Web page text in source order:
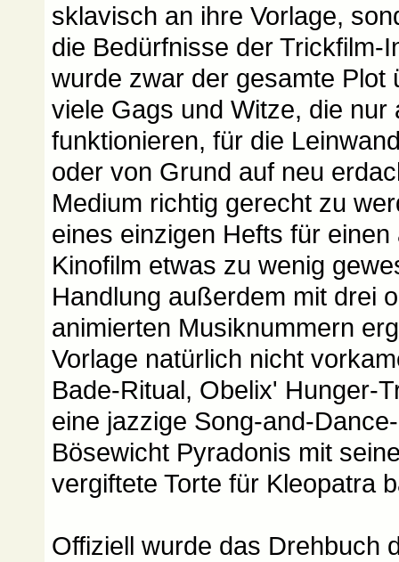
sklavisch an ihre Vorlage,
die Bedürfnisse der Trickfilm-
wurde zwar der gesamte Plot
viele Gags und Witze, die nur
funktionieren, für die
oder von Grund auf neu
Medium richtig gerecht zu
eines einzigen Hefts für
Kinofilm etwas zu wenig
Handlung außerdem mit drei
animierten Musiknummern
Vorlage natürlich nicht
Bade-Ritual, Obelix' Hunger-
eine jazzige Song-and-
Bösewicht Pyradonis mit
vergiftete Torte für Kleopatra
Offiziell wurde das Drehbuch